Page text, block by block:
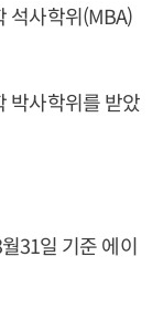
석사학위(MBA)
박사학위를 받았
31일 기준 에이